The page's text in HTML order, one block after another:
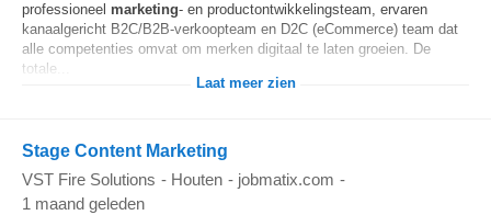
professioneel marketing- en productontwikkelingsteam, ervaren
kanaalgericht B2C/B2B-verkoopteam en D2C (eCommerce) team dat
alle competenties omvat om merken digitaal te laten groeien. De
totale...
Laat meer zien
Stage Content Marketing
VST Fire Solutions - Houten - jobmatix.com -
1 maand geleden